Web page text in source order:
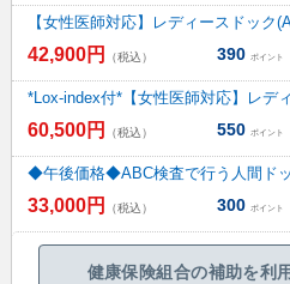
【女性医師対応】レディースドック
42,900円 （税込） 390 ポイント
*Lox-index付*【女性医師対応】レデ
60,500円 （税込） 550 ポイント
◆午後価格◆ABC検査で行う人間ド
33,000円 （税込） 300 ポイント
健康保険組合の補助を利